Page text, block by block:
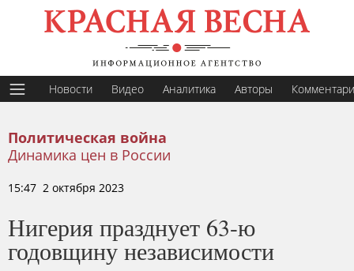
Новости Видео Аналитика Авторы
Политическая война
Динамика цен в России
15:47 2 октября 2023
Нигерия празднует 63-ю
годовщину независимости